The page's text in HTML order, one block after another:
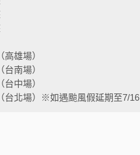
雄場）
南場）
中場）
台北場）※如遇颱風假延期至7/16